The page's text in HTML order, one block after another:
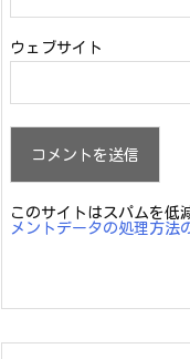
ウェブサイト
このサイトはスパムを低
メントデータの処理方法